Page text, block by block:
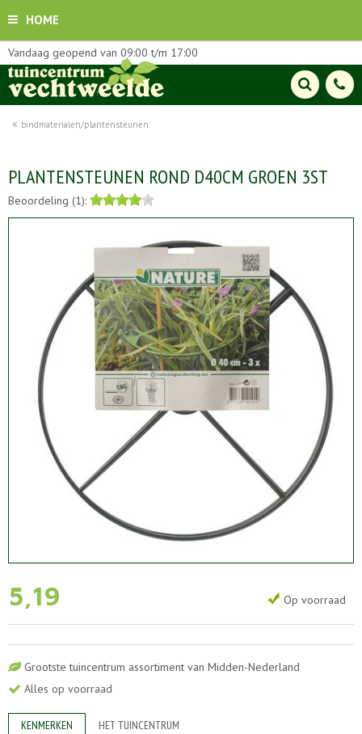
HOME
bindmaterialen/plantensteunen
Vandaag geopend van 09:00 t/m 17:00
PLANTENSTEUNEN ROND D40CM GROEN 3ST
Beoordeling (1):
5,19 Op voorraad
Grootste tuincentrum assortiment van Midden-Nederland
Alles op voorraad
KENMERKEN HET TUINCENTRUM